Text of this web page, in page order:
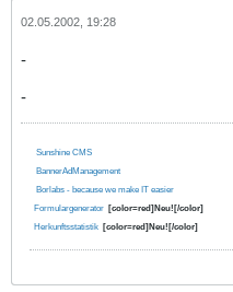
02.05.2002, 19:28
-
-
Sunshine CMS
BannerAdManagement
Borlabs - because we make IT easier
Formulargenerator [color=red]Neu![/color]
Herkunftsstatistik [color=red]Neu![/color]